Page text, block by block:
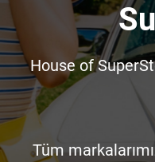
House of
Tüm